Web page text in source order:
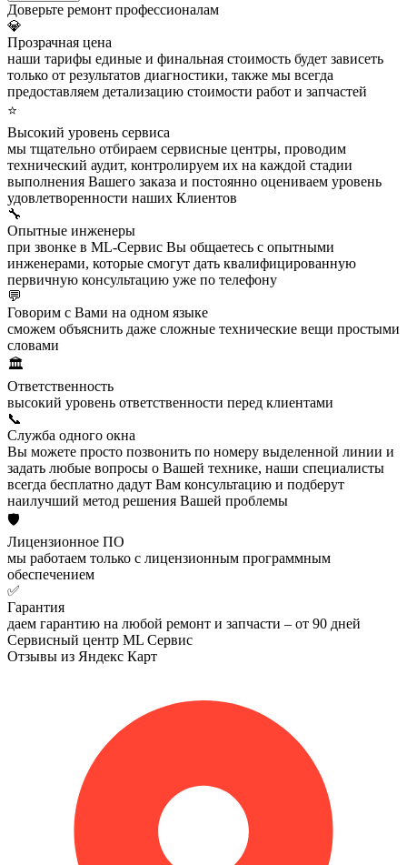
Доверьте ремонт профессионалам
💎
Прозрачная цена
наши тарифы единые и финальная стоимость будет зависеть
только от результатов диагностики, также мы всегда
предоставляем детализацию стоимости работ и запчастей
⭐
Высокий уровень сервиса
мы тщательно отбираем сервисные центры, проводим
технический аудит, контролируем их на каждой стадии
выполнения Вашего заказа и постоянно оцениваем уровень
удовлетворенности наших Клиентов
🔧
Опытные инженеры
при звонке в ML-Сервис Вы общаетесь с опытными
инженерами, которые смогут дать квалифицированную
первичную консультацию уже по телефону
💬
Говорим с Вами на одном языке
сможем объяснить даже сложные технические вещи простыми
словами
🏛️
Ответственность
высокий уровень ответственности перед клиентами
📞
Служба одного окна
Вы можете просто позвонить по номеру выделенной линии и
задать любые вопросы о Вашей технике, наши специалисты
всегда бесплатно дадут Вам консультацию и подберут
наилучший метод решения Вашей проблемы
🛡️
Лицензионное ПО
мы работаем только с лицензионным программным
обеспечением
✅
Гарантия
даем гарантию на любой ремонт и запчасти – от 90 дней
Сервисный центр ML Сервис
Отзывы из Яндекс Карт